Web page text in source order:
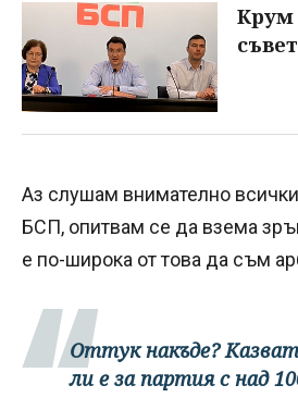
Крум
Аз слушам внимателно
БСП, опитвам се да взема
е по-широка от това да съм
Оттук накъде?
ли е за партия с над